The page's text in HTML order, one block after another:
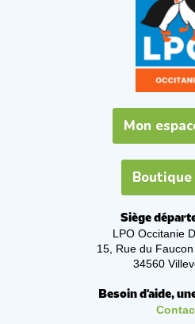
Mon
Boutique
Siège
LPO Occitanie
15, Rue du
34560
Besoin d'aide,